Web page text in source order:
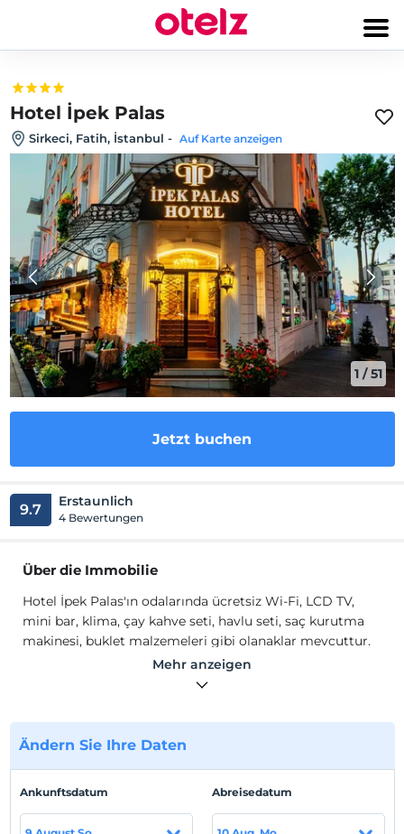
Hotel İpek Palas
Sirkeci, Fatih, İstanbul - Auf Karte anzeigen
1 /51
Jetzt buchen
9.7 Erstaunlich
4 Bewertungen
Über die Immobilie
Hotel İpek Palas'ın odalarında ücretsiz Wi-Fi, LCD TV,
mini bar, klima, çay kahve seti, havlu seti, saç kurutma
makinesi, buklet malzemeleri gibi olanaklar mevcuttur.
İpek Palas, Eski İstanbul'un en iyi Sultanahmet
otellerinden biridir. Tatil sırasında İstanbul'u ziyaret
rezervasyon süreci basittir, ancak her zaman kalabalık
olduğu için önceden rezervasyon yaptırmanız gerekir.
Otelin tüm odaları uygun fiyatlı ve lüks olup, yoğun
sezonlar için 3 ay önceden rezervasyon yaptırmanızı
Mehr anzeigen
Ändern Sie Ihre Daten
Ankunftsdatum Abreisedatum